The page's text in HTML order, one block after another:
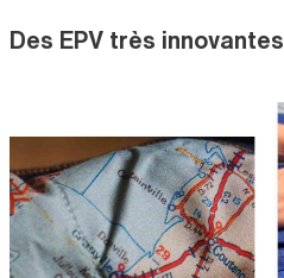
Des EPV très innovantes